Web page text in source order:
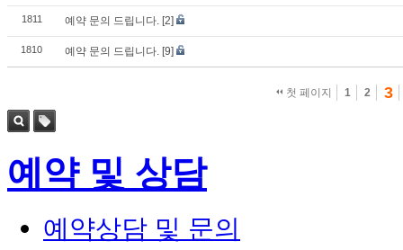
1811 예약 문의 드립니다. [2]
1810 예약 문의 드립니다. [9]
첫 페이지 1 2 3
예약 및 상담
예약상담 및 문의